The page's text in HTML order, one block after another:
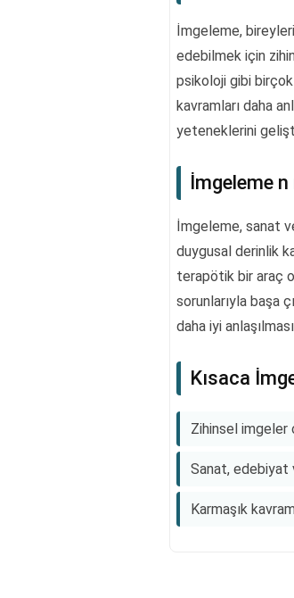
İmgeleme,
edebilmek için
psikoloji gibi
kavramları daha
yeteneklerini
İmgeleme n
İmgeleme, sanat
duygusal derinlik
terapötik bir araç
sorunlarıyla başa
daha iyi
Kısaca
Zihinsel imgeler
Sanat, edebiyat
Karmaşık